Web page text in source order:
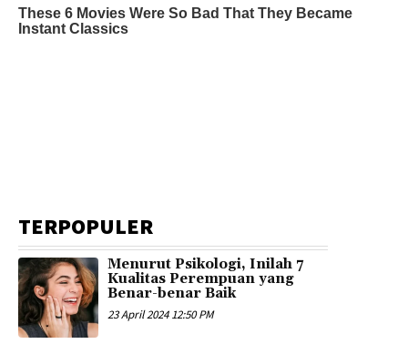
TERPOPULER
Menurut Psikologi, Inilah 7
Kualitas Perempuan yang
Benar-benar Baik
23 April 2024 12:50 PM